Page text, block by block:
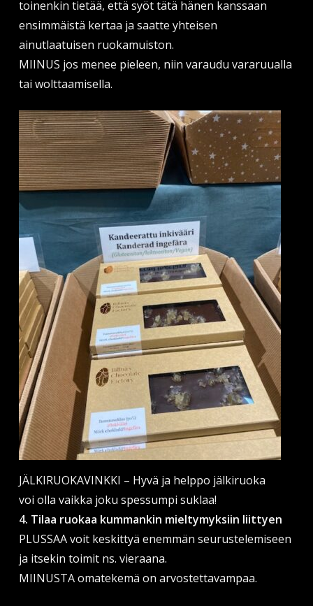
toinenkin tietää, että syöt tätä hänen kanssaan
ensimmäistä kertaa ja saatte yhteisen
ainutlaatuisen ruokamuiston.
MIINUS jos menee pieleen, niin varaudu vararuualla
tai wolttaamisella.
JÄLKIRUOKAVINKKI – Hyvä ja helppo jälkiruoka
voi olla vaikka joku spessumpi suklaa!
4. Tilaa ruokaa kummankin mieltymyksiin liittyen
PLUSSAA voit keskittyä enemmän seurustelemiseen
ja itsekin toimit ns. vieraana.
MIINUSTA omatekemä on arvostettavampaa.